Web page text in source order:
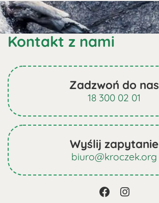
Kontakt z nami
Zadzwoń do nas
18 300 02 01
Wyślij zapytanie
biuro@kroczek.org